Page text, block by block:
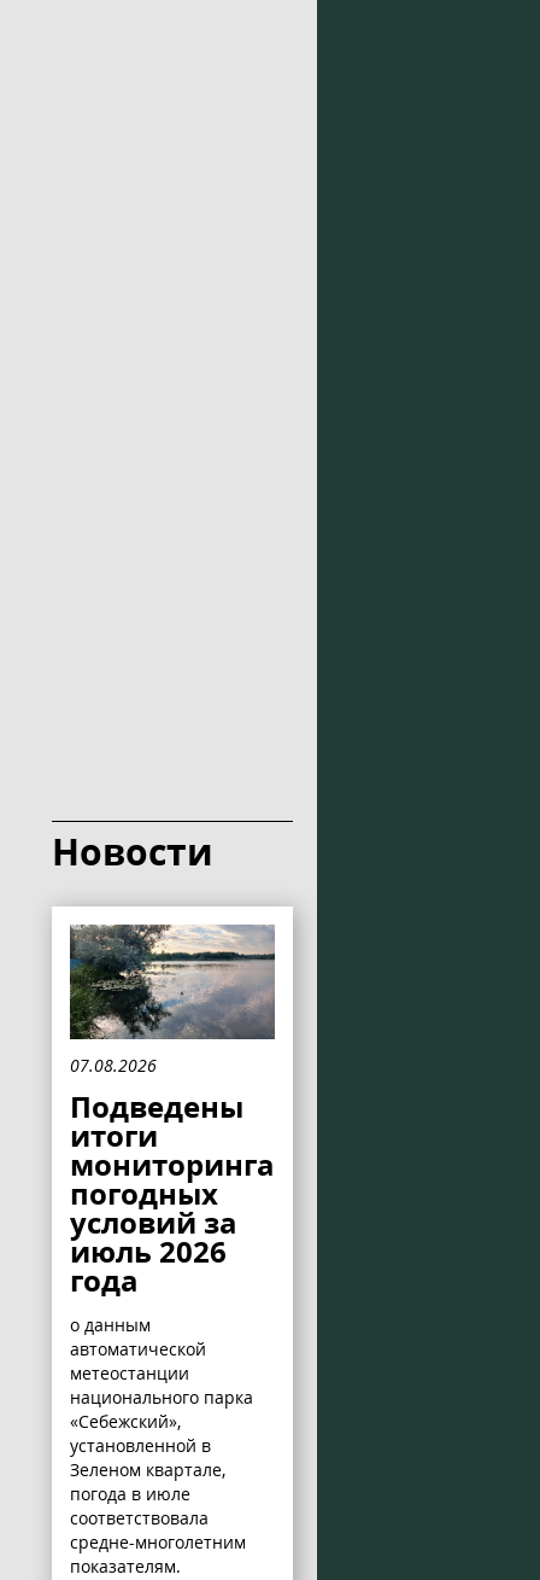
Новости
07.08.2026
Подведены
итоги
мониторинга
погодных
условий за
июль 2026
года
о данным
автоматической
метеостанции
национального парка
«Себежский»,
установленной в
Зеленом квартале,
погода в июле
соответствовала
средне-многолетним
показателям.